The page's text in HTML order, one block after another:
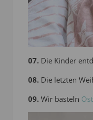
07. Die Kinder
08. Die letzten
09. Wir basteln